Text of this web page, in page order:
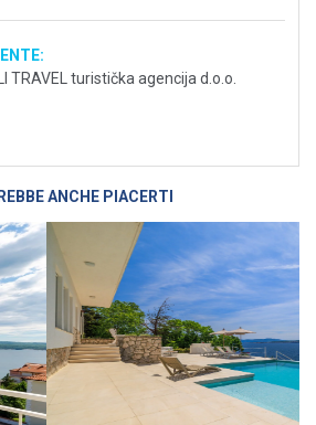
TRAVEL turistička agencija d.o.o.
ANCHE PIACERTI